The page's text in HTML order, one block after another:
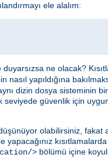
ele alalım:
ne olacak?
nasıl yapıldığına
dizin dosya sisteminin
seviyede güvenlik için
olabilirsiniz, fakat
> bölümü içine